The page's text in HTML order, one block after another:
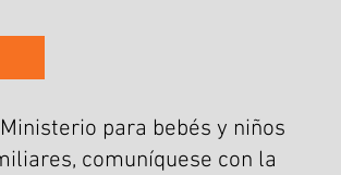
para bebés y niños
comuníquese con la